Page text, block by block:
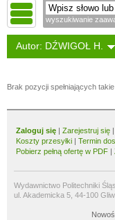
wyszukiwanie
Autor: DŹWIGOŁ H.
Brak pozycji spełniających
Zaloguj się | Zarejestruj się |
Koszty przesyłki | Termin
Pobierz pełną ofertę w PDF |
Wydawnictwo Politechniki
ul. Akademicka 5, 44-100